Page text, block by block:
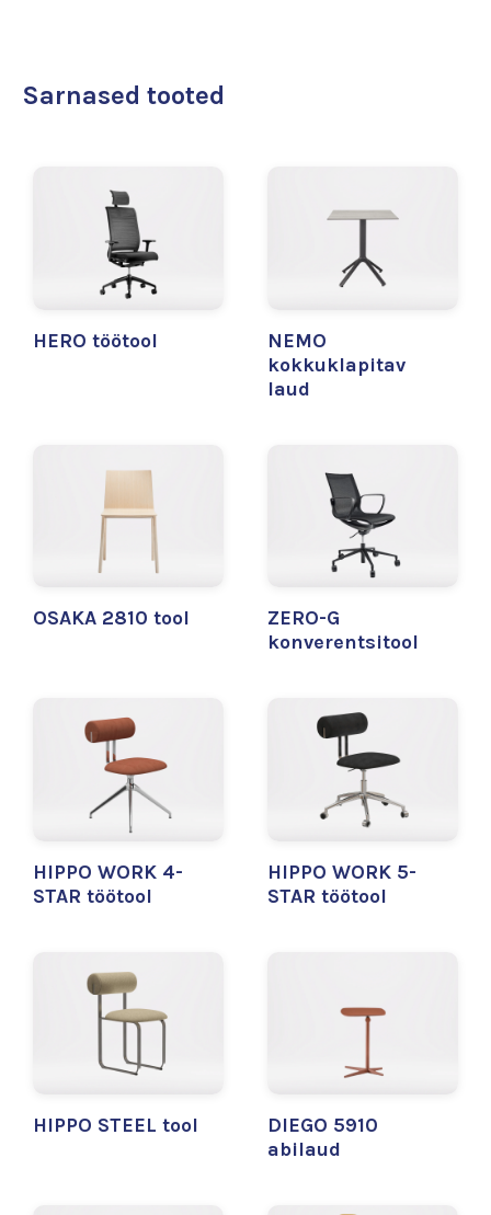
Sarnased tooted
HERO töötool
NEMO
kokkuklapitav
laud
OSAKA 2810 tool
ZERO-G
konverentsitool
HIPPO WORK 4-
STAR töötool
HIPPO WORK 5-
STAR töötool
HIPPO STEEL tool
DIEGO 5910
abilaud